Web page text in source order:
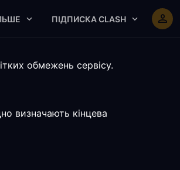
ПІДПИСКА CLASH
обмежень сервісу.
визначають кінцева